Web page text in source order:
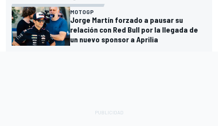
MOTOGP
Jorge Martín forzado a pausar su
relación con Red Bull por la llegada de
un nuevo sponsor a Aprilia